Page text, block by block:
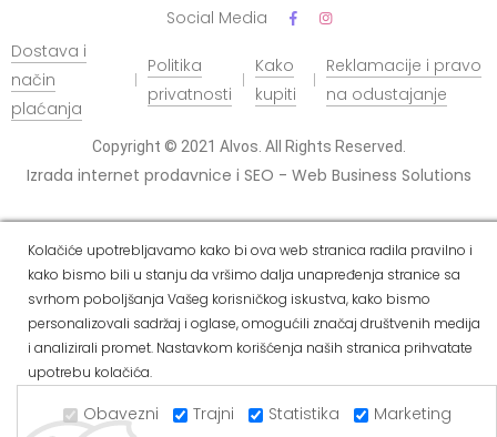
Copyright © 2021 Alvos. All Rights Reserved.
Izrada internet prodavnice i SEO - Web Business Solutions
Dostava i
način
plaćanja
Politika
privatnosti
Kako
kupiti
Reklamacije i pravo
na odustajanje
Social Media
Kolačiće upotrebljavamo kako bi ova web stranica radila pravilno i
kako bismo bili u stanju da vršimo dalja unapređenja stranice sa
svrhom poboljšanja Vašeg korisničkog iskustva, kako bismo
personalizovali sadržaj i oglase, omogućili značaj društvenih medija
i analizirali promet. Nastavkom korišćenja naših stranica prihvatate
upotrebu kolačića.
Obavezni Trajni Statistika Marketing